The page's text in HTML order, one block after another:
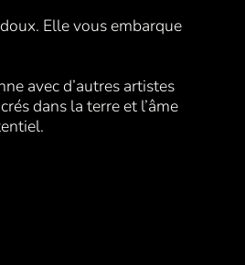
Elle vous embarque
avec d’autres artistes
dans la terre et l’âme